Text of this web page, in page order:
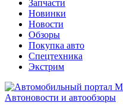
Запчасти
Новинки
Новости
Обзоры
Покупка авто
Спецтехника
Экстрим